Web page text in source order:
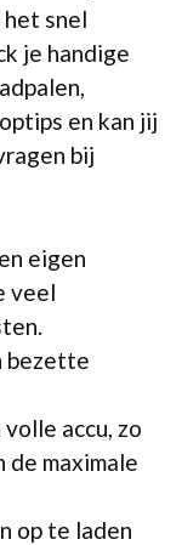
snel
je handige
en kan jij
bij
eigen
veel
bezette
accu, zo
maximale
op te laden